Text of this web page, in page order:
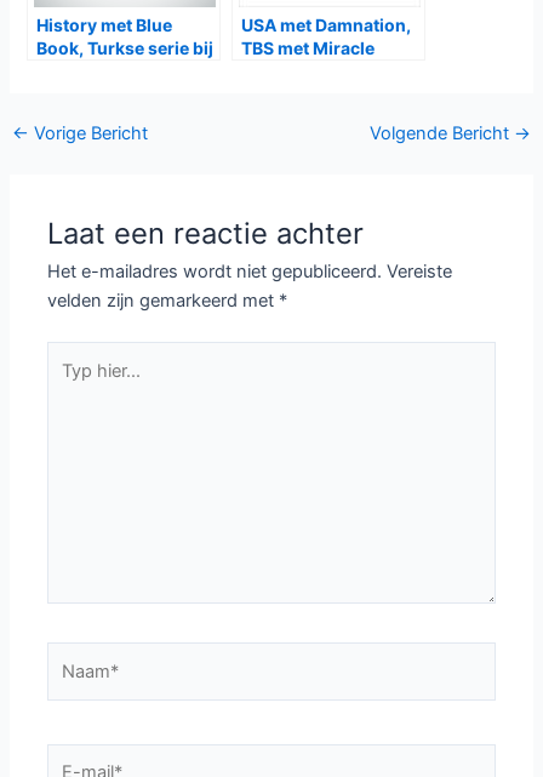
History met Blue
Book, Turkse serie bij
USA met Damnation,
TBS met Miracle
Bericht
← Vorige Bericht Volgende Bericht →
Laat een reactie achter
Het e-mailadres wordt niet gepubliceerd. Vereiste
velden zijn gemarkeerd met *
hier...